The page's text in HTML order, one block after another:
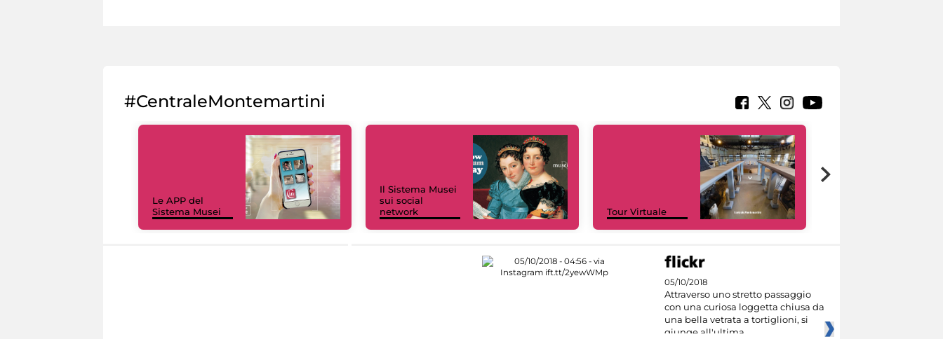
#CentraleMontemartini
Le APP del
Sistema Musei
Il Sistema Musei
sui social
network
Tour Virtuale
05/10/2018
Attraverso uno stretto passaggio
con una curiosa loggetta chiusa da
una bella vetrata a tortiglioni, si
giunge all'ultima